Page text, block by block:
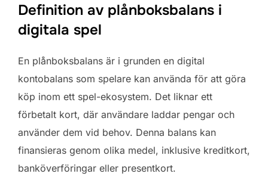
Definition av plånboksbalans i
digitala spel
En plånboksbalans är i grunden en digital
kontobalans som spelare kan använda för att göra
köp inom ett spel-ekosystem. Det liknar ett
förbetalt kort, där användare laddar pengar och
använder dem vid behov. Denna balans kan
finansieras genom olika medel, inklusive kreditkort,
banköverföringar eller presentkort.